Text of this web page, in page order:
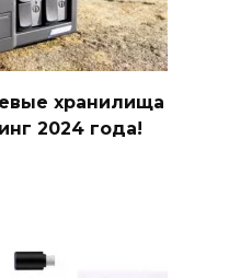
хранилища
2024 года!